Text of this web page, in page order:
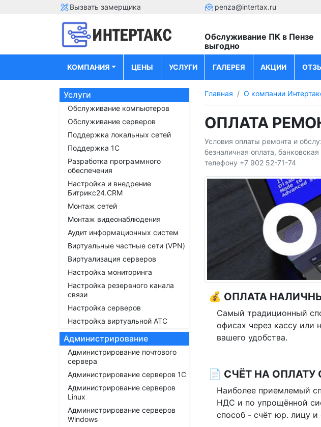
Вызвать замерщика penza@intertax.ru
Обслуживание ПК в Пензе
выгодно
КОМПАНИЯ ЦЕНЫ УСЛУГИ ГАЛЕРЕЯ АКЦИИ
Услуги
Обслуживание компьютеров
Обслуживание серверов
Поддержка локальных сетей
Поддержка 1С
Разработка программного
обеспечения
Настройка и внедрение
Битрикс24.CRM
Монтаж сетей
Монтаж видеонаблюдения
Аудит информационных систем
Виртуальные частные сети (VPN)
Виртуализация серверов
Настройка мониторинга
Настройка резервного канала
связи
Настройка серверов
Настройка виртуальной АТС
Администрирование
Администрирование почтового
сервера
Администрирование серверов 1С
Администрирование серверов
Linux
Администрирование серверов
Windows
Главная О компании
ОПЛАТА
Условия оплаты ремонта и
безналичная оплата,
телефону +7 902 52-71-74
💰 ОПЛАТА
Самый традиционный
офисах через кассу или
вашего удобства.
📄 СЧЁТ НА
Наиболее приемлемый
НДС и по упрощённой
способ - счёт юр. лицу